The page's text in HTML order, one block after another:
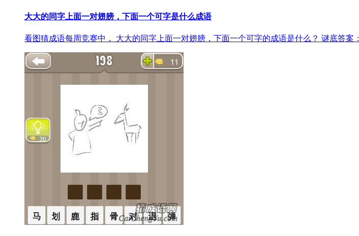
大大的同字上面一对翅膀，下面一个可字是什么成语
看图猜成语每周竞赛中， 大大的同字上面一对翅膀，下面一个可字的成语是什么？ 谜底答案：